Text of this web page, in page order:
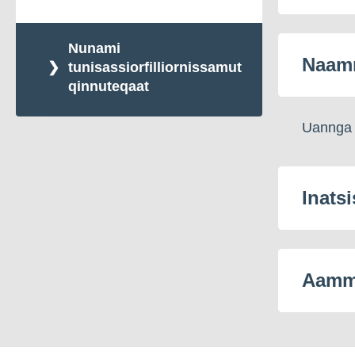
Saattuarniarneq
Nunami
tunisassiorfilliornissamut
qinnuteqaat